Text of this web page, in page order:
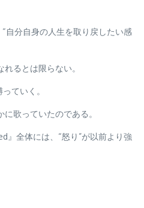
自分自身の人生を取り戻したい感
るとは限らない。
ていく。
歌っていたのである。
』全体には、“怒り”が以前より強